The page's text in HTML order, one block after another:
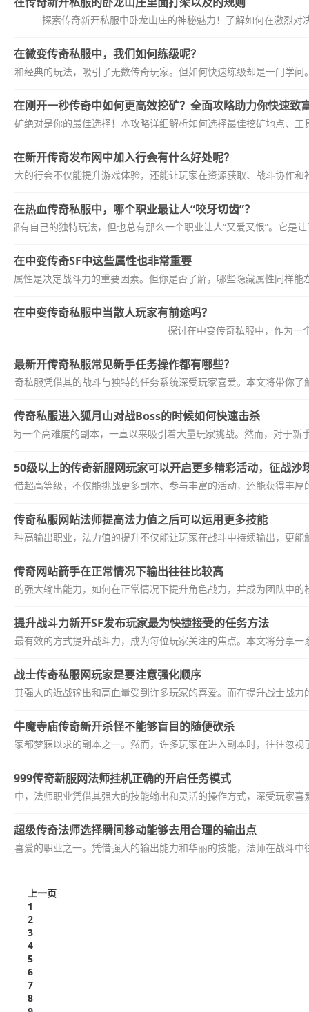
探索传奇新开私服中卧龙山庄的神秘魅力！了解如何在激烈
在微变传奇私服中，我们如何练级呢？
和经典的玩法，吸引了无数传奇玩家。但如何快速练级却是一门学
在刚开一秒传奇中如何更高效挖矿？全面攻略助力你快速致
矿绝对是你的最佳选择！本攻略详细解析如何选择最佳挖矿地点、
在新开传奇发布网中加入行会有什么好处呢？
大的行会不仅能提升游戏体验，还能让玩家在资源获取、战斗协作
在热血传奇私服中，哪个职业最让人“咬牙切齿”？
都有自己的独特玩法，但也总有那么一个职业让人“又爱又恨”。它是
在中变传奇SF中这些属性也非常重要
，属性是决定战斗力的重要因素。但你是否了解，哪些隐藏属性同样
在中变传奇私服中当散人玩家有前途吗？
探讨在中变传奇私服中，作为一
最新开传奇私服常见新手任务操作都有哪些？
传奇私服凭借其的战斗与独特的任务系统深受玩家喜爱。本文将带你
传奇私服进入狐月山对战Boss的时候如何快速击杀
为一个高难度的副本，一直以来吸引着大量玩家挑战。然而，对于
50级以上的传奇新服网玩家可以开启更多精彩活动，征战沙
借超高等级，不仅能挑战更多副本、参与丰富的活动，还能获得丰
传奇私服网站法师提高法力值之后可以运用更多技能
种高输出职业，法力值的提升不仅能让玩家在战斗中持续输出，更
传奇网站箭手在正常情况下输出往往比较高
业的强大输出能力，如何在正常情况下提升角色战力，并成为团队中
提升战斗力新开SF发布玩家最为快捷接受的任务方法
过最有效的方式提升战斗力，成为每位玩家关注的焦点。本文将分享
战士传奇私服网玩家是要注意强化顺序
因其强大的近战输出和高血量受到许多玩家的喜爱。而在提升战士战
牛魔寺庙传奇新开杀怪不能够盲目的随便砍杀
家都梦寐以求的副本之一。然而，许多玩家在进入副本时，往往忽
999传奇新服网法师挂机正确的开启任务模式
中，法师职业凭借其强大的技能输出和灵活的操作方式，深受玩家
超级传奇法师选择瞬间移动能够去用合理的输出点
喜爱的职业之一。凭借强大的输出能力和华丽的技能，法师在战斗
上一页
1
2
3
4
5
6
7
8